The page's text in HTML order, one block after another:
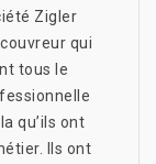
Zigler
qui
tous le
qu’ils ont
Ils ont